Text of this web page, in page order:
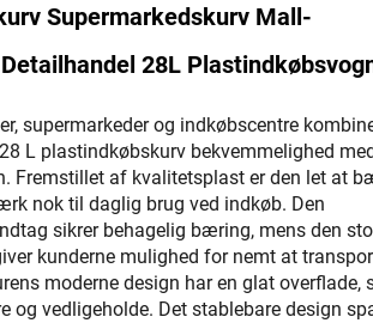
Supermarkedskurv Mall-
28L
supermarkeder og indkøbscentre
L plastindkøbskurv bekvemmelighed
Fremstillet af kvalitetsplast er den let at
nok til daglig brug ved indkøb. Den
sikrer behagelig bæring, mens den
kunderne mulighed for nemt at
moderne design har en glat overflade,
og vedligeholde. Det stablebare design